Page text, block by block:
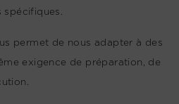
permet de nous adapter à des
exigence de préparation, de